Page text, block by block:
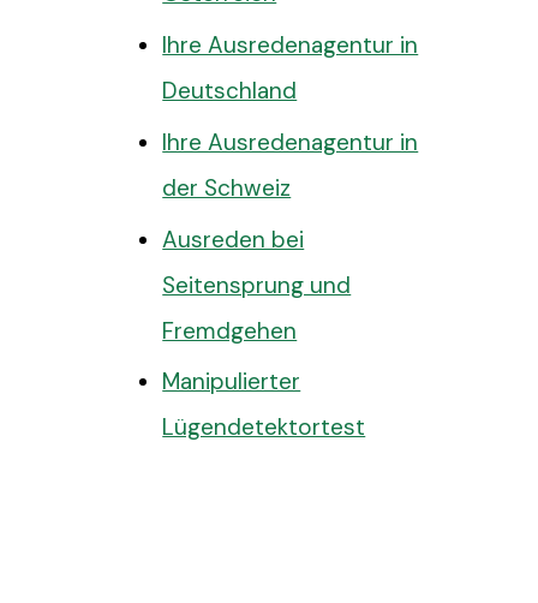
Ihre Ausredenagentur in
Deutschland
Ihre Ausredenagentur in
der Schweiz
Ausreden bei
Seitensprung und
Fremdgehen
Manipulierter
Lügendetektortest